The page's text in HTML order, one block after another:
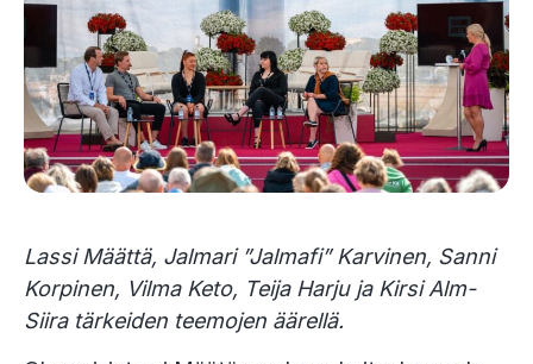
Lassi Määttä, Jalmari ”Jalmafi” Karvinen, Sanni
Korpinen, Vilma Keto, Teija Harju ja Kirsi Alm-
Siira tärkeiden teemojen äärellä.